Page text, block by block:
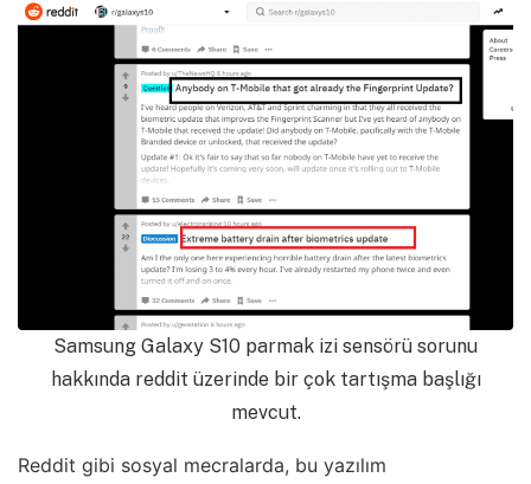
Samsung Galaxy S10 parmak izi sensörü sorunu
hakkında reddit üzerinde bir çok tartışma başlığı
mevcut.
Reddit gibi sosyal mecralarda, bu yazılım